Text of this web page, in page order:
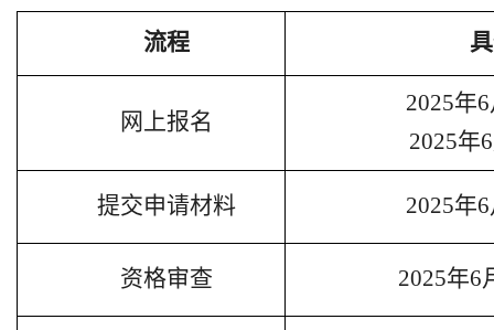
流程
网上报名
2025年6
2025年
提交申请材料 2025年
资格审查 2025年6